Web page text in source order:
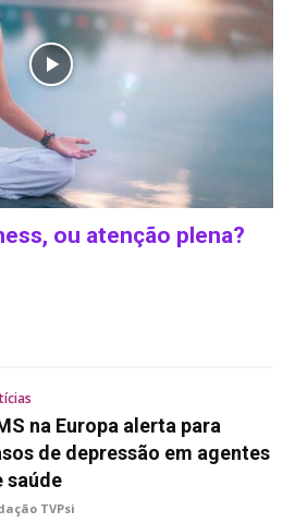
ou atenção plena?
na Europa alerta para
de depressão em agentes
saúde
TVPsi